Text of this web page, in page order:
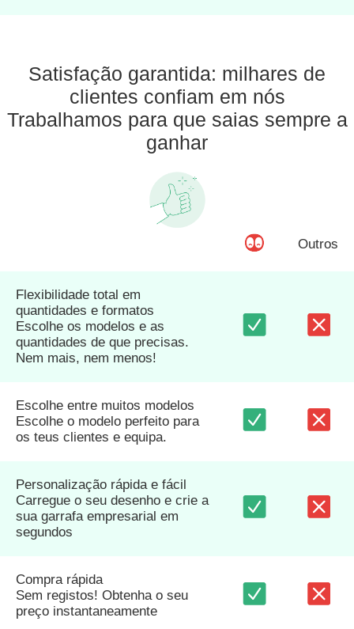
Satisfação garantida: milhares de
clientes confiam em nós
Trabalhamos para que saias sempre a
ganhar
Outros
Flexibilidade total em
quantidades e formatos
Escolhe os modelos e as
quantidades de que precisas.
Nem mais, nem menos!
Escolhe entre muitos modelos
Escolhe o modelo perfeito para
os teus clientes e equipa.
Personalização rápida e fácil
Carregue o seu desenho e crie a
sua garrafa empresarial em
segundos
Compra rápida
Sem registos! Obtenha o seu
preço instantaneamente